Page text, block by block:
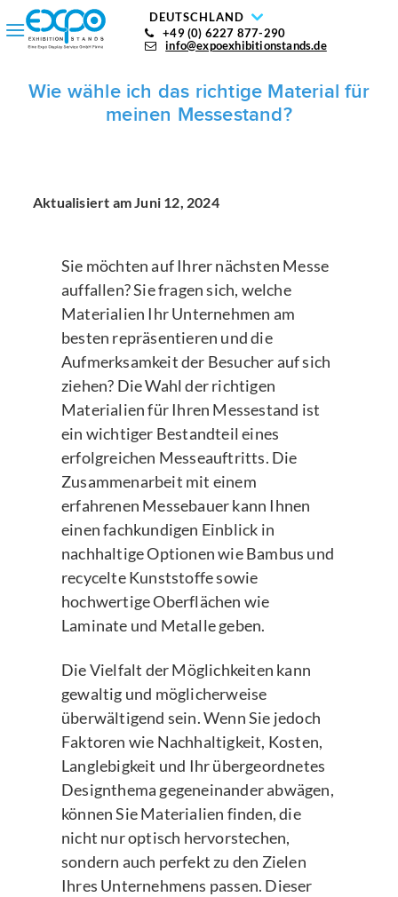
DEUTSCHLAND
+49 (0) 6227 877-290
info@expoexhibitionstands.de
Wie wähle ich das richtige Material für
meinen Messestand?
Aktualisiert am Juni 12, 2024
Sie möchten auf Ihrer nächsten Messe
auffallen? Sie fragen sich, welche
Materialien Ihr Unternehmen am
besten repräsentieren und die
Aufmerksamkeit der Besucher auf sich
ziehen? Die Wahl der richtigen
Materialien für Ihren Messestand ist
ein wichtiger Bestandteil eines
erfolgreichen Messeauftritts. Die
Zusammenarbeit mit einem
erfahrenen Messebauer kann Ihnen
einen fachkundigen Einblick in
nachhaltige Optionen wie Bambus und
recycelte Kunststoffe sowie
hochwertige Oberflächen wie
Laminate und Metalle geben.
Die Vielfalt der Möglichkeiten kann
gewaltig und möglicherweise
überwältigend sein. Wenn Sie jedoch
Faktoren wie Nachhaltigkeit, Kosten,
Langlebigkeit und Ihr übergeordnetes
Designthema gegeneinander abwägen,
können Sie Materialien finden, die
nicht nur optisch hervorstechen,
sondern auch perfekt zu den Zielen
Ihres Unternehmens passen. Dieser